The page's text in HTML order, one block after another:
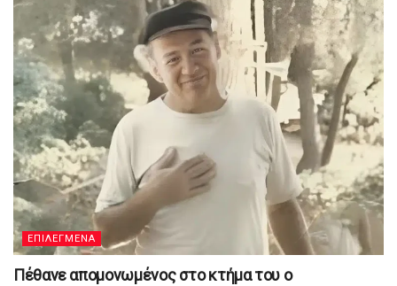
ΕΠΙΛΕΓΜΕΝΑ
Πέθανε απομονωμένος στο κτήμα του ο